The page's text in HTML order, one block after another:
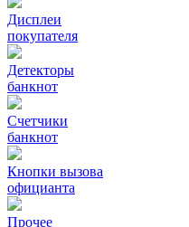
Дисплеи
покупателя
Детекторы
банкнот
Счетчики
банкнот
Кнопки вызова
официанта
Прочее